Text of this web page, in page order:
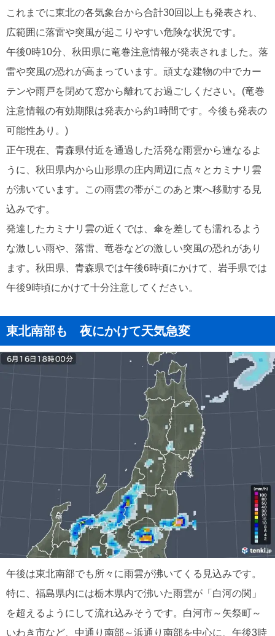
これまでに東北の各気象台から合計30回以上も発表され、
広範囲に落雷や突風が起こりやすい危険な状況です。
午後0時10分、秋田県に竜巻注意情報が発表されました。落
雷や突風の恐れが高まっています。頑丈な建物の中でカー
テンや雨戸を閉めて窓から離れてお過ごしください。(竜巻
注意情報の有効期限は発表から約1時間です。今後も発表の
可能性あり。)
正午現在、青森県付近を通過した活発な雨雲から連なるよ
うに、秋田県内から山形県の庄内周辺に点々とカミナリ雲
が沸いています。この雨雲の帯がこのあと東へ移動する見
込みです。
発達したカミナリ雲の近くでは、傘を差しても濡れるよう
な激しい雨や、落雷、竜巻などの激しい突風の恐れがあり
ます。秋田県、青森県では午後6時頃にかけて、岩手県では
午後9時頃にかけて十分注意してください。
東北南部も 夜にかけて天気急変
午後は東北南部でも所々に雨雲が沸いてくる見込みです。
特に、福島県内には栃木県内で沸いた雨雲が「白河の関」
を超えるようにして流れ込みそうです。白河市～矢祭町～
いわき市など、中通り南部～浜通り南部を中心に、午後3時